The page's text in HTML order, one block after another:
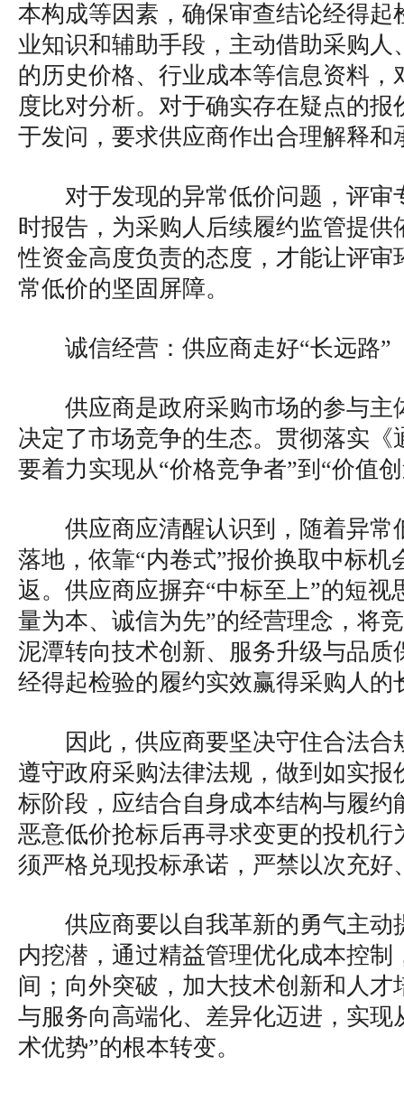
本构成等因素，确保审查结论经得起
业知识和辅助手段，主动借助采购人
的历史价格、行业成本等信息资料，
度比对分析。对于确实存在疑点的报
于发问，要求供应商作出合理解释和
对于发现的异常低价问题，评审
时报告，为采购人后续履约监管提供
性资金高度负责的态度，才能让评审
常低价的坚固屏障。
诚信经营：供应商走好“长远路”
供应商是政府采购市场的参与主
决定了市场竞争的生态。贯彻落实《
要着力实现从“价格竞争者”到“价值
供应商应清醒认识到，随着异常
落地，依靠“内卷式”报价换取中标机
返。供应商应摒弃“中标至上”的短视
量为本、诚信为先”的经营理念，将
泥潭转向技术创新、服务升级与品质
经得起检验的履约实效赢得采购人的
因此，供应商要坚决守住合法
遵守政府采购法律法规，做到如实报
标阶段，应结合自身成本结构与履约
恶意低价抢标后再寻求变更的投机行
须严格兑现投标承诺，严禁以次充好
供应商要以自我革新的勇气主动
内挖潜，通过精益管理优化成本控制
间；向外突破，加大技术创新和人才
与服务向高端化、差异化迈进，实现
术优势”的根本转变。